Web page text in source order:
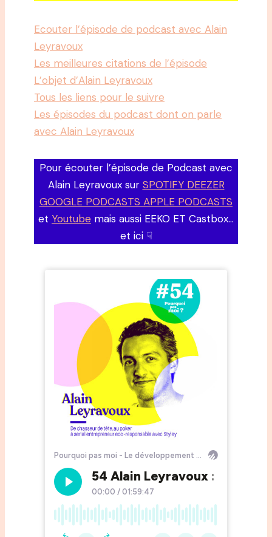
Ecouter l’épisode de podcast avec Alain
Leyravoux
Les meilleures citations de l’épisode
L’objet d’Alain Leyravoux
Tous les liens pour le suivre
Les épisodes du podcast dont on parle
avec Alain Leyravoux
Pour écouter l’épisode de Podcast avec
Alain Leyravoux sur SPOTIFY DEEZER
GOOGLE PODCASTS APPLE PODCASTS
et Youtube mais aussi EEKO ET Castbox…
et ici ☟